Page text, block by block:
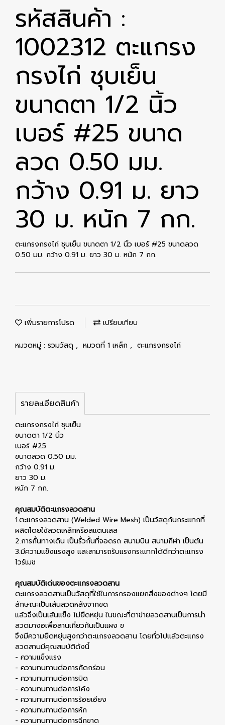
รหัสสินค้า :
1002312 ตะแกรง
กรงไก่ ชุบเย็น
ขนาดตา 1/2 นิ้ว
เบอร์ #25 ขนาด
ลวด 0.50 มม.
กว้าง 0.91 ม. ยาว
30 ม. หนัก 7 กก.
ตะแกรงกรงไก่ ชุบเย็น ขนาดตา 1/2 นิ้ว เบอร์ #25 ขนาดลวด
0.50 มม. กว้าง 0.91 ม. ยาว 30 ม. หนัก 7 กก.
เพิ่มรายการโปรด เปรียบเทียบ
หมวดหมู่ : รวมวัสดุ , หมวดที่ 1 เหล็ก , ตะแกรงกรงไก่
รายละเอียดสินค้า
ตะแกรงกรงไก่ ชุบเย็น
ขนาดตา 1/2 นิ้ว
เบอร์ #25
ขนาดลวด 0.50 มม.
กว้าง 0.91 ม.
ยาว 30 ม.
หนัก 7 กก.
คุณสมบัติตะแกรงลวดสาน
1.ตะแกรงลวดสาน (Welded Wire Mesh) เป็นวัสดุกันกระแทกที่
ผลิตโดยใช้ลวดเหล็กหรือสแตนเลส
2.การกั้นทางเดิน เป็นรั้วกั้นที่จอดรถ สนามบิน สนามกีฬา เป็นต้น
3.มีความแข็งแรงสูง และสามารถรับแรงกระแทกได้ดีกว่าตะแกรง
ไวร์เมช
คุณสมบัติเด่นของตะแกรงลวดสาน
ตะแกรงลวดสานเป็นวัสดุที่ใช้ในการกรองแยกสิ่งของต่างๆ โดยมี
ลักษณะเป็นเส้นลวดหลังจากขด
แล้วจึงเป็นเส้นแข็ง ไม่ยืดหยุ่น ในขณะที่ตาข่ายลวดสานเป็นการนำ
ลวดมางอเพื่อสานเกี่ยวกันเป็นแผง ฃ
จึงมีความยืดหยุ่นสูงกว่าตะแกรงลวดสาน โดยทั่วไปแล้วตะแกรง
ลวดสานมีคุณสมบัติดังนี้
- ความแข็งแรง
- ความทนทานต่อการกัดกร่อน
- ความทนทานต่อการบิด
- ความทนทานต่อการโค้ง
- ความทนทานต่อการร้อยเอียง
- ความทนทานต่อการหัก
- ความทนทานต่อการฉีกขาด